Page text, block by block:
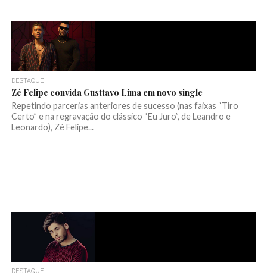
DESTAQUE
Zé Felipe convida Gusttavo Lima em novo single
Repetindo parcerias anteriores de sucesso (nas faixas “Tiro
Certo” e na regravação do clássico “Eu Juro”, de Leandro e
Leonardo), Zé Felipe...
DESTAQUE